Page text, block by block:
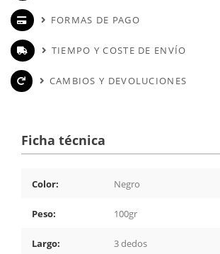
FORMAS DE PAGO
TIEMPO Y COSTE DE ENVÍO
CAMBIOS Y DEVOLUCIONES
Ficha técnica
Color: Negro
Peso: 100gr
Largo: 3 dedos